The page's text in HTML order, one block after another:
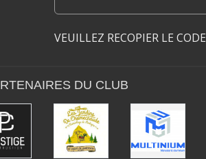
VEUILLEZ RECOPIER LE CODE
DU CLUB